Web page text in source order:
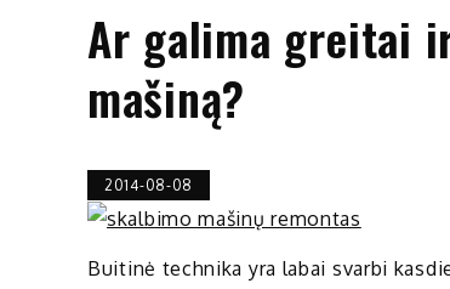
Ar galima greitai
mašiną?
2014-08-08
Buitinė technika yra labai svarbi